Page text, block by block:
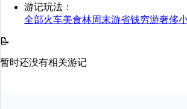
游记玩法 ：
全部火车美食林周末游省钱穷游奢侈
📝
暂时还没有相关游记